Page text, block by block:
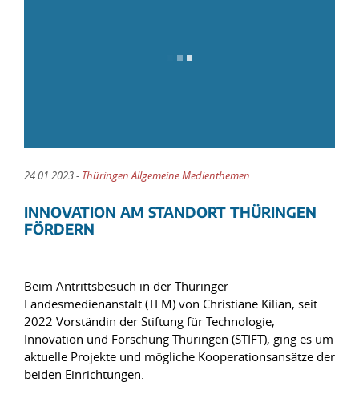
24.01.2023 - Thüringen Allgemeine Medienthemen
INNOVATION AM STANDORT THÜRINGEN
FÖRDERN
Beim Antrittsbesuch in der Thüringer
Landesmedienanstalt (TLM) von Christiane Kilian, seit
2022 Vorständin der Stiftung für Technologie,
Innovation und Forschung Thüringen (STIFT), ging es um
aktuelle Projekte und mögliche Kooperationsansätze der
beiden Einrichtungen.